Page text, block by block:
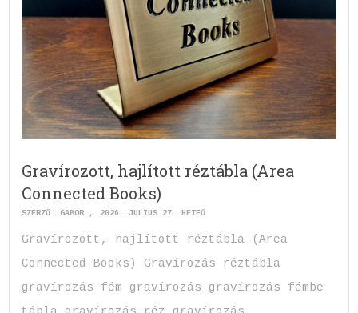
Gravírozott, hajlított réztábla (Area
Connected Books)
SZERZŐ:GABOR 2026. JÚLIUS 27. HÉTFŐ
Gravírozott, hajlított réztábla (Area
Connected Books) Gravírozás réztábla
gravírozás fém gravírozás gravírozás fémbe